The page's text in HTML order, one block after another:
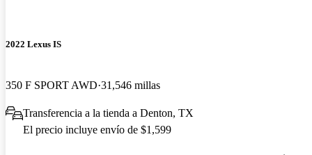
2022 Lexus IS
350 F SPORT AWD 31,546 millas
Transferencia a la tienda a Denton, TX
El precio incluye envío de $1,599